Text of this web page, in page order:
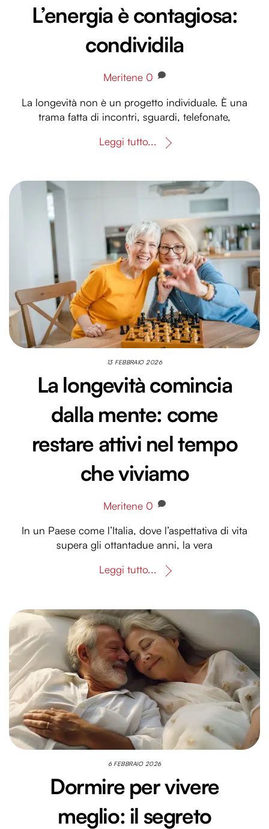
L’energia è contagiosa:
condividila
Meritene 0
La longevità non è un progetto individuale. È una
trama fatta di incontri, sguardi, telefonate,
Leggi tutto...
13 FEBBRAIO 2026
La longevità comincia
dalla mente: come
restare attivi nel tempo
che viviamo
Meritene 0
In un Paese come l’Italia, dove l’aspettativa di vita
supera gli ottantadue anni, la vera
Leggi tutto...
6 FEBBRAIO 2026
Dormire per vivere
meglio: il segreto